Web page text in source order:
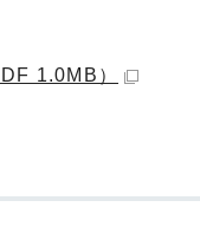
1.0MB）